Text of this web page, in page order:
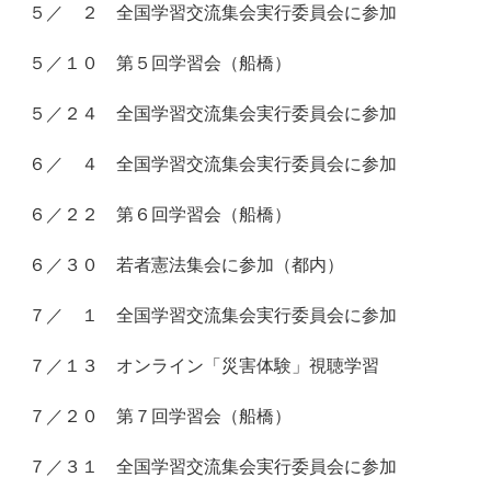
５／ ２ 全国学習交流集会実行委員会に参加
５／１０ 第５回学習会（船橋）
５／２４ 全国学習交流集会実行委員会に参加
６／ ４ 全国学習交流集会実行委員会に参加
６／２２ 第６回学習会（船橋）
６／３０ 若者憲法集会に参加（都内）
７／ １ 全国学習交流集会実行委員会に参加
７／１３ オンライン「災害体験」視聴学習
７／２０ 第７回学習会（船橋）
７／３１ 全国学習交流集会実行委員会に参加